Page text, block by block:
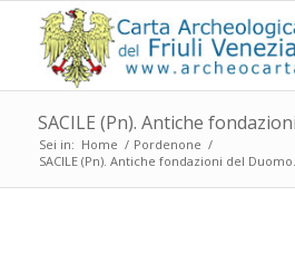
SACILE (Pn). Antiche
Sei in: Home / Pordenone /
SACILE (Pn). Antiche fondazioni del Duomo.